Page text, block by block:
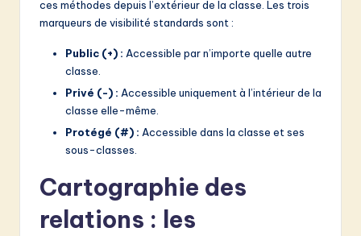
ces méthodes depuis l’extérieur de la classe. Les trois
marqueurs de visibilité standards sont :
Public (+) : Accessible par n’importe quelle autre
classe.
Privé (-) : Accessible uniquement à l’intérieur de la
classe elle-même.
Protégé (#) : Accessible dans la classe et ses
sous-classes.
Cartographie des
relations : les